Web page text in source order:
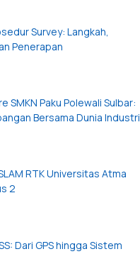
Survey: Langkah,
Penerapan
SMKN Paku Polewali Sulbar:
Bersama Dunia Industri
RTK Universitas Atma
2
Dari GPS hingga Sistem